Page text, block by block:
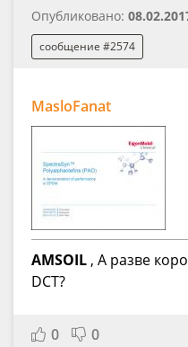
Опубликовано:
сообщение #2574
MasloFanat
AMSOIL , А разве
DCT?
0 0